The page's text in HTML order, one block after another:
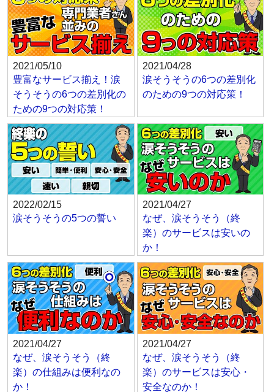
2021/05/10
豊富なサービス揃え！涙
そうそうの6つの差別化の
ための9つの対応策！
2021/04/28
涙そうそうの6つの差別化
のための9つの対応策！
2022/02/15
涙そうそうの5つの誓い
2021/04/27
なぜ、涙そうそう（終
楽）のサービスは安いの
か！
2021/04/27
なぜ、涙そうそう（終
楽）の仕組みは便利なの
か！
2021/04/27
なぜ、涙そうそう（終
楽）のサービスは安心・
安全なのか！